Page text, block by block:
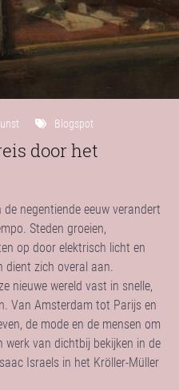
Blogspot
door het
negentiende eeuw verandert
Steden groeien,
op door elektrisch licht en
dient zich overal aan.
nieuwe wereld vast in snelle,
Van Amsterdam tot Parijs en
de mode en de mensen om
werk van dichtbij bekijken in de
Israels in het Kröller-Müller